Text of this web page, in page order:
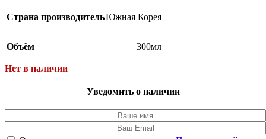
Страна производительЮжная Корея
Объём 300мл
Нет в наличии
Уведомить о наличии